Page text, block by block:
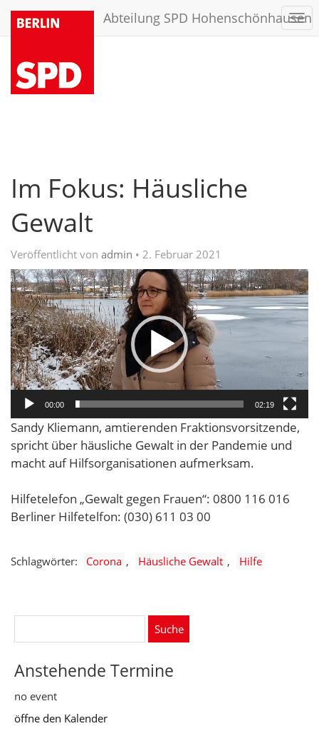
Abteilung SPD Hohenschönhausen
Im Fokus: Häusliche
Gewalt
Veröffentlicht von admin • 2. Februar 2021
Video-
Player
00:00 02:19
Sandy Kliemann, amtierenden Fraktionsvorsitzende,
spricht über häusliche Gewalt in der Pandemie und
macht auf Hilfsorganisationen aufmerksam.
Hilfetelefon „Gewalt gegen Frauen“: 0800 116 016
Berliner Hilfetelfon: (030) 611 03 00
Schlagwörter: Corona Häusliche Gewalt Hilfe
Anstehende Termine
no event
öffne den Kalender